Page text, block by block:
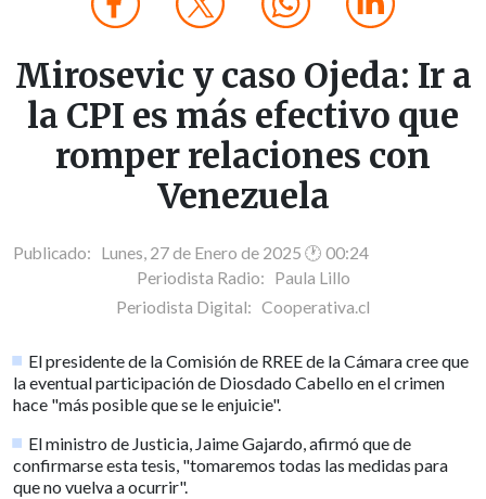
Mirosevic y caso Ojeda: Ir a
la CPI es más efectivo que
romper relaciones con
Venezuela
Publicado: Lunes, 27 de Enero de 2025 🕐 00:24
Periodista Radio: Paula Lillo
Periodista Digital: Cooperativa.cl
El presidente de la Comisión de RREE de la Cámara cree que
la eventual participación de Diosdado Cabello en el crimen
hace "más posible que se le enjuicie".
El ministro de Justicia, Jaime Gajardo, afirmó que de
confirmarse esta tesis, "tomaremos todas las medidas para
que no vuelva a ocurrir".